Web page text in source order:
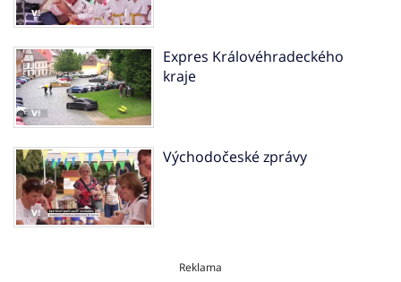
Expres Královéhradeckého
kraje
Východočeské zprávy
Reklama